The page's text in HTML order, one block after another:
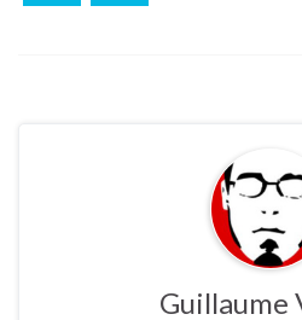
Guillaume